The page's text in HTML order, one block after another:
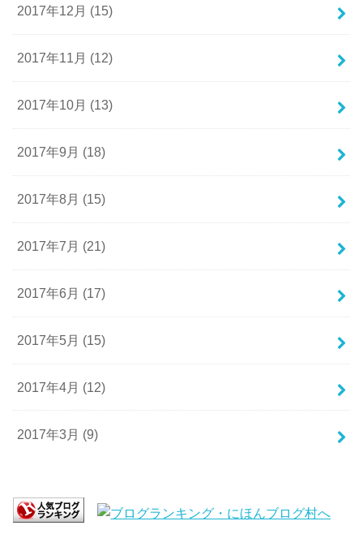
2017年12月 (15)
2017年11月 (12)
2017年10月 (13)
2017年9月 (18)
2017年8月 (15)
2017年7月 (21)
2017年6月 (17)
2017年5月 (15)
2017年4月 (12)
2017年3月 (9)